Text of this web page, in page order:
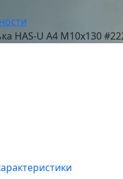
HAS-U A4 M10x130